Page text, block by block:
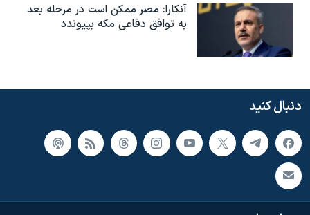
آنکارا: مصر ممکن است در مرحله بعد
به توافق دفاعی مکه بپیوندد
دنبال کنید